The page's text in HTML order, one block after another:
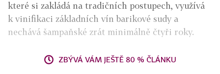
které si zakládá na tradičních postupech, využívá
k vinifikaci základních vín barikové sudy a
nechává šampaňské zrát minimálně čtyři roky.
ZBÝVÁ VÁM JEŠTĚ 80 % ČLÁNKU